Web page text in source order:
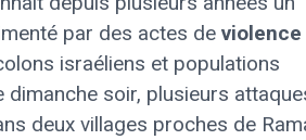
par des actes de violence
israéliens et populations
dimanche soir, plusieurs
deux villages proches de